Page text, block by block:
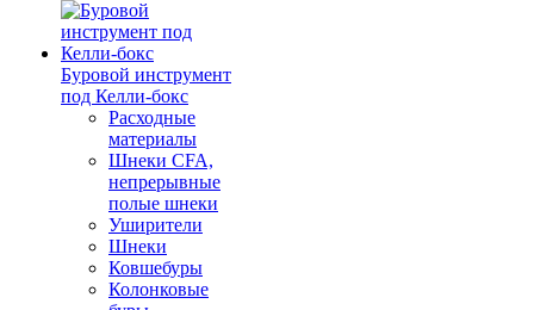
Буровой инструмент
под Келли-бокс
Расходные
материалы
Шнеки CFA,
непрерывные
полые шнеки
Уширители
Шнеки
Ковшебуры
Колонковые